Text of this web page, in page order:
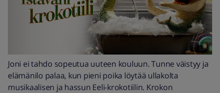
Joni ei tahdo sopeutua uuteen kouluun. Tunne väistyy ja
elämänilo palaa, kun pieni poika löytää ullakolta
musikaalisen ja hassun Eeli-krokotiilin. Krokon